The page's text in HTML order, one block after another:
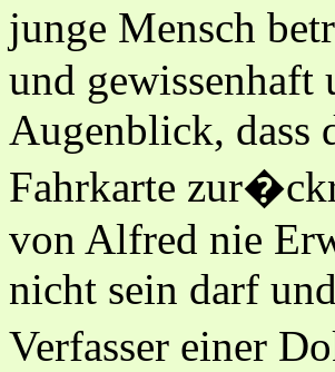
junge Mensch
und gewissenhaft
Augenblick, dass
Fahrkarte
von Alfred nie
nicht sein darf
Verfasser einer